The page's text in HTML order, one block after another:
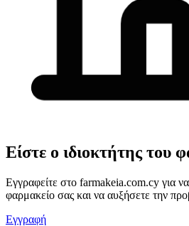
Είστε ο ιδιοκτήτης του
Εγγραφείτε στο farmakeia.com.cy για να
φαρμακείο σας και να αυξήσετε την
Εγγραφή